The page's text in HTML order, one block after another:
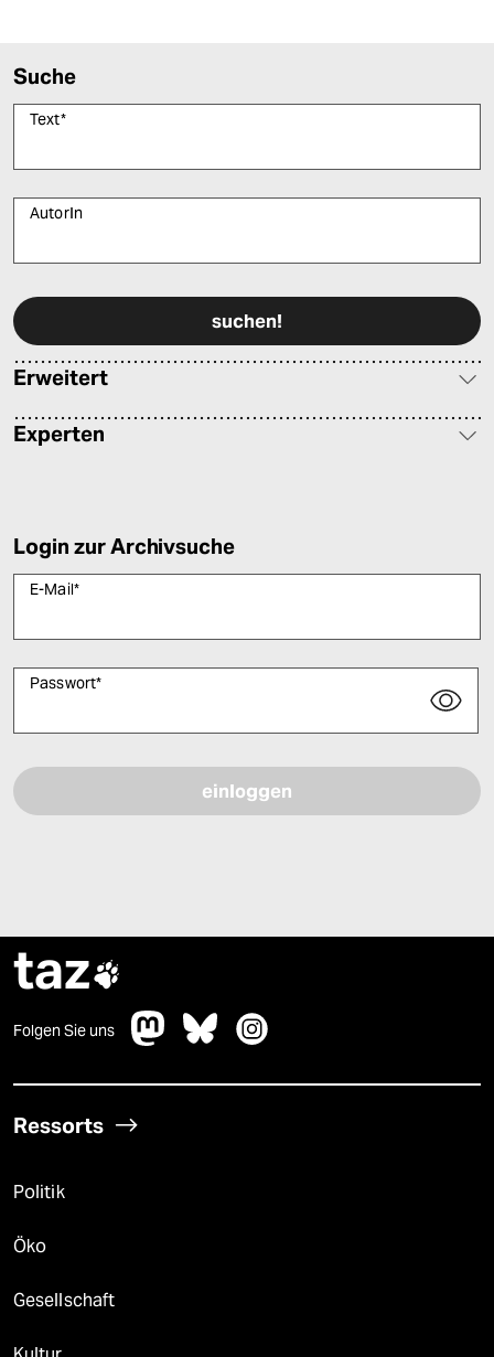
Suche
Text*
AutorIn
Erweitert
Experten
Login zur Archivsuche
E-Mail*
Passwort*
taz
Folgen Sie uns
Ressorts
Politik
Öko
Gesellschaft